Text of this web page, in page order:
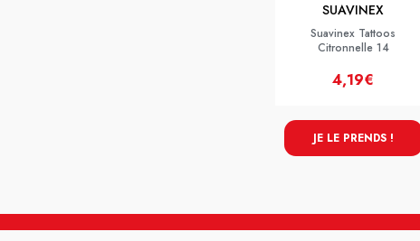
SUAVINEX
Suavinex Tattoos
Citronnelle 14
4,19€
JE LE PRENDS !